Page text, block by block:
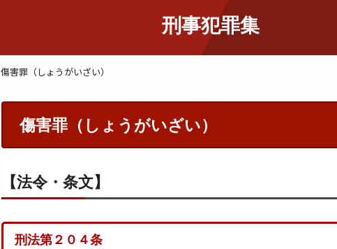
刑事犯罪集
傷害罪（しょうがいざい）
傷害罪（しょうがいざい）
【法令・条文】
刑法第２０４条